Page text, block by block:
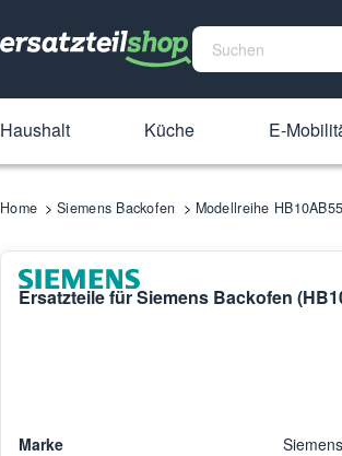
Haushalt Küche E-
Home Siemens Backofen Modellreihe
Ersatzteile für Siemens Backofen
Marke Siemens